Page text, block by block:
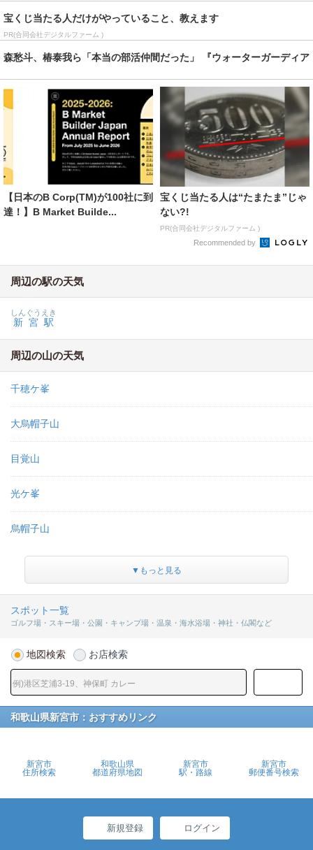
宝くじ当たる人だけがやっていること、教えます
PR(合同会社デジタルファーム )
森愁斗、椿泰我ら「本当の部活仲間だった」 『ウォーターガーディア
【日本のB Corp(TM)︎が100社に到
達！】B Market Builde...
宝くじ当たる人は“たまたま”じゃ
ない?!
PR(合同会社デジタルファーム )
Recommended by
周辺の駅の天気
新宮駅
しんぐうえき
周辺の山の天気
千穂ケ峯
大烏帽子山
目覚山
光ケ峯
烏帽子山
▼もっと見る
スポット一覧
ゴルフ場・スキー場・公園・キャンプ場・温泉・海水浴場・神社・仏閣など
地図検索 お店検索
和歌山県新宮市：おすすめリンク
新宮市
住所検索
和歌山県
都道府県地図
新宮市
駅・路線
新宮市
郵便番号検索
新規登録 ログイン